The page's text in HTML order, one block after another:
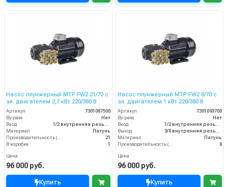
Насос плунжерный MTP FW2 21/70 с
эл. двигателем 2,7 кВт 220/380 В
Артикул
7301087500
By-pass
Нет
Вход
Материал
Латунь
21
В коробке
1
Цена
96 000 руб.
Купить
Насос плунжерный MTP FW2 8/70 с
эл. двигателем 1 кВт 220/380 В
Артикул
7301093700
By-pass
Нет
Вход
Выход
Материал
Латунь
8
Цена
96 000 руб.
Купить